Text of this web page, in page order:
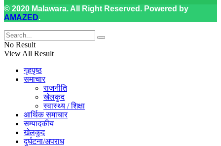
© 2020 Malawara. All Right Reserved. Powered by
AMAZED.
No Result
View All Result
गृहपृष्ठ
समाचार
राजनीति
खेलकुद
स्वास्थ्य / शिक्षा
आर्थिक समाचार
सम्पादकीय
खेलकुद
दुर्घटना/अपराध